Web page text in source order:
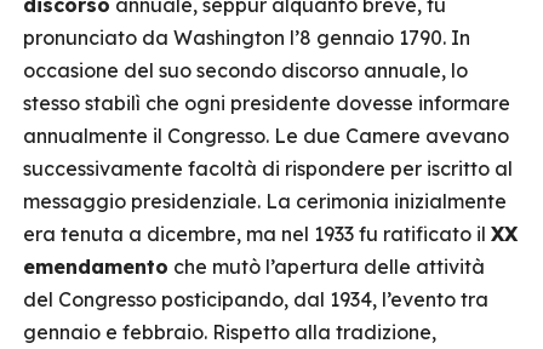
discorso annuale, seppur alquanto breve, fu
pronunciato da Washington l’8 gennaio 1790. In
occasione del suo secondo discorso annuale, lo
stesso stabilì che ogni presidente dovesse informare
annualmente il Congresso. Le due Camere avevano
successivamente facoltà di rispondere per iscritto al
messaggio presidenziale. La cerimonia inizialmente
era tenuta a dicembre, ma nel 1933 fu ratificato il XX
emendamento che mutò l’apertura delle attività
del Congresso posticipando, dal 1934, l’evento tra
gennaio e febbraio. Rispetto alla tradizione,